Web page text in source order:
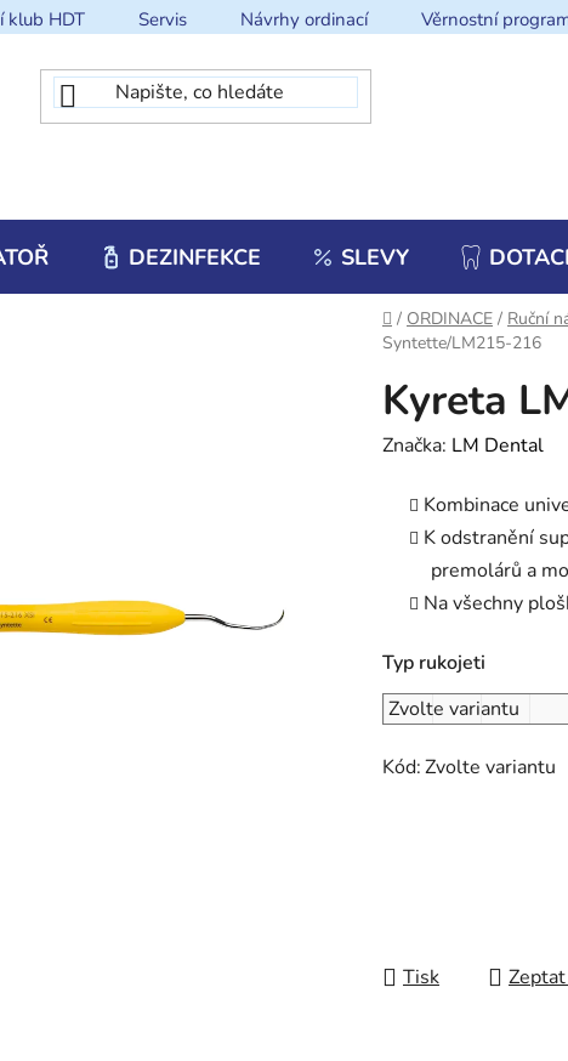
klub HDT Servis Návrhy ordinací Věrnostní
DEZINFEKCE SLEVY
Domů
/ ORDINACE / Ruční
Syntette/LM215-216
Kyreta
Značka: LM Dental
Kombinace
K odstranění
premolárů a
Na všechny
Typ rukojeti
Kód:Zvolte variantu
Tisk